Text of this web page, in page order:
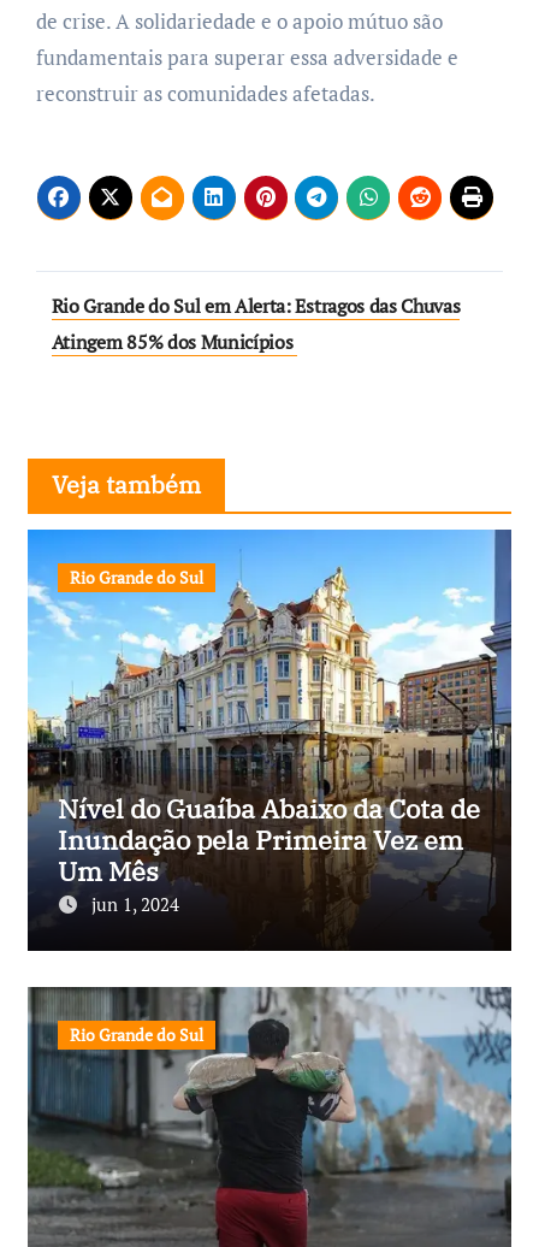
de crise. A solidariedade e o apoio mútuo são
fundamentais para superar essa adversidade e
reconstruir as comunidades afetadas.
Navegação
de
Rio Grande do Sul em Alerta: Estragos das Chuvas
Atingem 85% dos Municípios
Veja também
Rio Grande do Sul
Nível do Guaíba Abaixo da Cota de
Inundação pela Primeira Vez em
Um Mês
jun 1, 2024
Rio Grande do Sul